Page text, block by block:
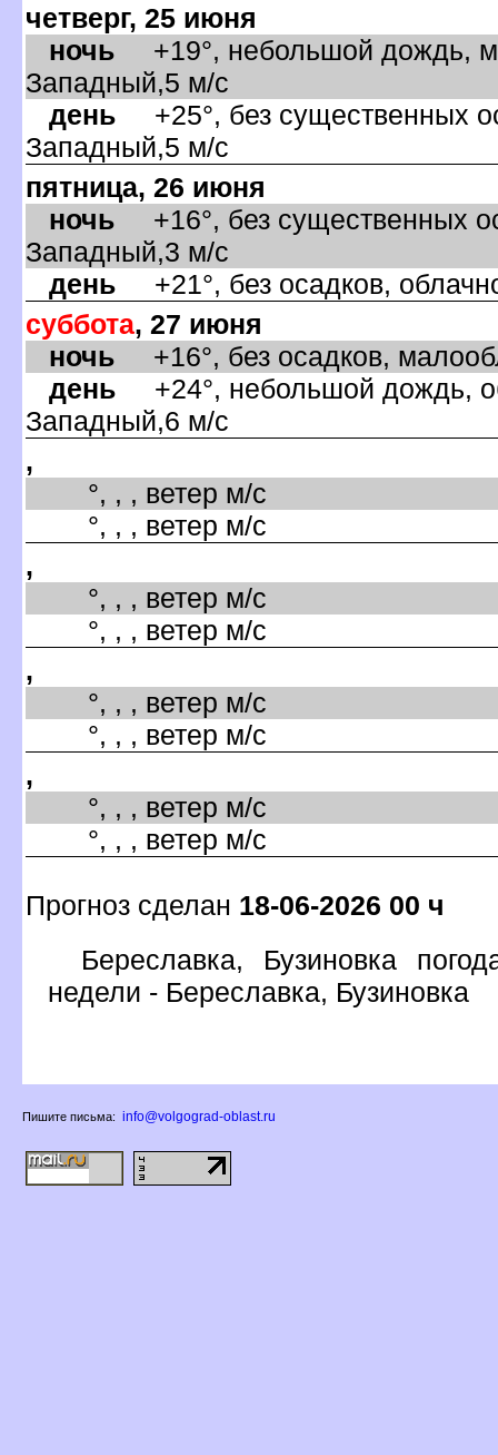
четверг, 25 июня
ночь +19°, небольшой дождь,
Западный,5 м/с
день +25°, без существенных
Западный,5 м/с
пятница, 26 июня
ночь +16°, без существенных
Западный,3 м/с
день +21°, без осадков,
суббота, 27 июня
ночь +16°, без осадков,
день +24°, небольшой дождь,
Западный,6 м/с
,
°, , , ветер м/с
°, , , ветер м/с
,
°, , , ветер м/с
°, , , ветер м/с
,
°, , , ветер м/с
°, , , ветер м/с
,
°, , , ветер м/с
°, , , ветер м/с
Прогноз сделан 18-06-2026 00 ч
Береславка, Бузиновка
недели - Береславка, Бузиновка
Пишите письма: info@volgograd-oblast.ru